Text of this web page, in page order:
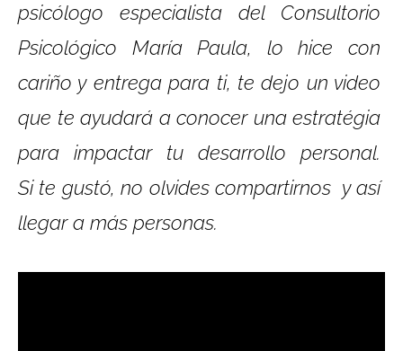
psicólogo especialista del Consultorio
Psicológico María Paula, lo hice con
cariño y entrega para ti, te dejo un video
que te ayudará a conocer una estratégia
para impactar tu desarrollo personal.
Site gustó, no olvides compartirnos y así
llegar a más personas.